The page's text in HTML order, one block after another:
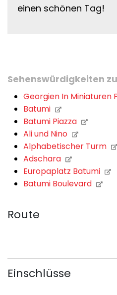
einen schönen Tag!
Sehenswürdigkeiten
Georgien In Miniaturen
Batumi
Batumi Piazza
Ali und Nino
Alphabetischer Turm
Adschara
Europaplatz Batumi
Batumi Boulevard
Route
Einschlüsse